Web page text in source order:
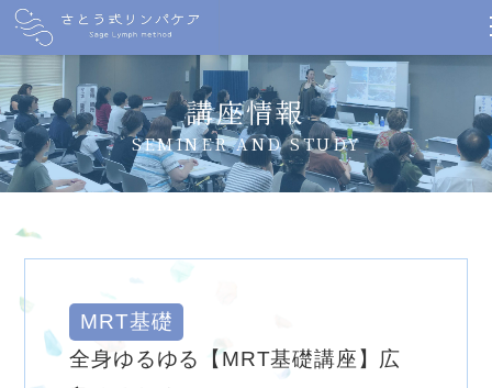
講座情報
SEMINER AND STUDY
MRT基礎
全身ゆるゆる【MRT基礎講座】広